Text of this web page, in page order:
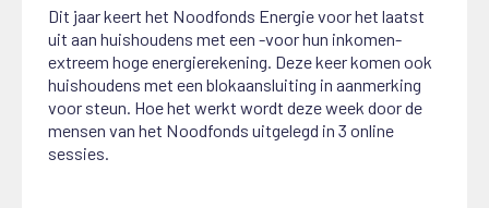
Dit jaar keert het Noodfonds Energie voor het laatst
uit aan huishoudens met een -voor hun inkomen-
extreem hoge energierekening. Deze keer komen ook
huishoudens met een blokaansluiting in aanmerking
voor steun. Hoe het werkt wordt deze week door de
mensen van het Noodfonds uitgelegd in 3 online
sessies.